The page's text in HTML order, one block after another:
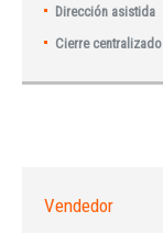
Dirección asistida
Cierre centralizado
Vendedor